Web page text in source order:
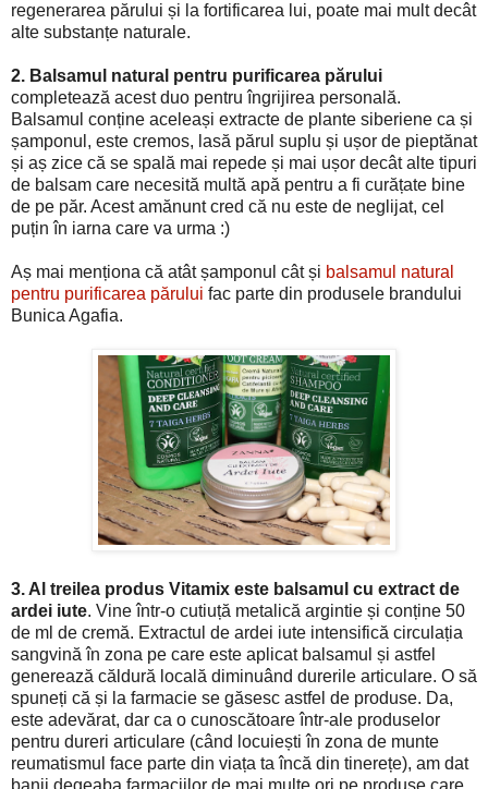
regenerarea părului și la fortificarea lui, poate mai mult decât
alte substanțe naturale.
2. Balsamul natural pentru purificarea părului
completează acest duo pentru îngrijirea personală.
Balsamul conține aceleași extracte de plante siberiene ca și
șamponul, este cremos, lasă părul suplu și ușor de pieptănat
și aș zice că se spală mai repede și mai ușor decât alte tipuri
de balsam care necesită multă apă pentru a fi curățate bine
de pe păr. Acest amănunt cred că nu este de neglijat, cel
puțin în iarna care va urma :)
Aș mai menționa că atât șamponul cât și balsamul natural
pentru purificarea părului fac parte din produsele brandului
Bunica Agafia.
3. Al treilea produs Vitamix este balsamul cu extract de
ardei iute. Vine într-o cutiuță metalică argintie și conține 50
de ml de cremă. Extractul de ardei iute intensifică circulația
sangvină în zona pe care este aplicat balsamul și astfel
generează căldură locală diminuând durerile articulare. O să
spuneți că și la farmacie se găsesc astfel de produse. Da,
este adevărat, dar ca o cunoscătoare într-ale produselor
pentru dureri articulare (când locuiești în zona de munte
reumatismul face parte din viața ta încă din tinerețe), am dat